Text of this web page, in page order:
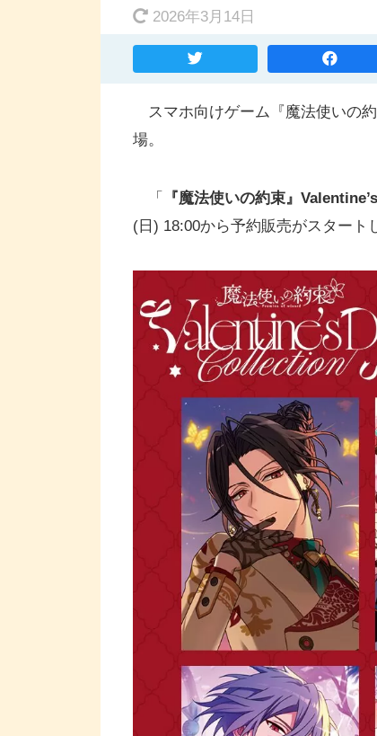
2026年3月14日
スマホ向けゲーム『魔法使いの
場。
「 『魔法使いの約束』
(日) 18:00から予約販売がスタート